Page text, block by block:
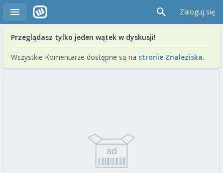
Zaloguj się
Przeglądasz tylko jeden wątek w dyskusji!
Wszystkie Komentarze dostępne są na stronie Znaleziska.